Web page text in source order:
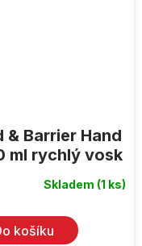
Barrier Hand
ml rychlý vosk
Skladem (1 ks)
košíku